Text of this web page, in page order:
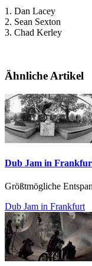
1. Dan Lacey
2. Sean Sexton
3. Chad Kerley
Ähnliche Artikel
Dub Jam in
Größtmögliche
Dub Jam in Frankfurt